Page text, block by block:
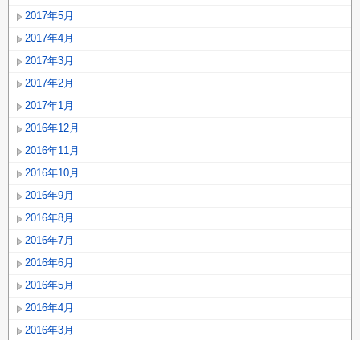
2017年5月
2017年4月
2017年3月
2017年2月
2017年1月
2016年12月
2016年11月
2016年10月
2016年9月
2016年8月
2016年7月
2016年6月
2016年5月
2016年4月
2016年3月